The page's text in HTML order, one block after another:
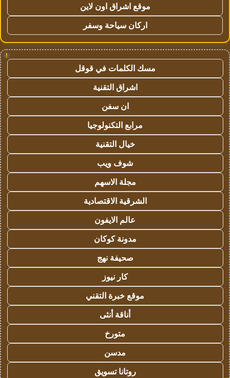
موقع اشراق اون لاين
اركان سياحة وسفر
!
مسك الكلمات في قوقل
اشراق التقنية
ان سفن
مرابع التكنولوجيا
خيال التقنية
شوف ويب
مجلة الاسهم
الشرقية الاقتصادية
عالم الايفون
مدونة كوكان
صحيفة نهج
كار نيوز
موقع خبرة التقني
أناقة أنثى
متورخ
مدسن
روتانا تسويق